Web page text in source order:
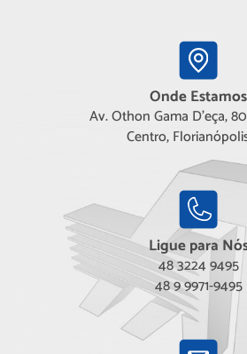
Onde Estamos
Av. Othon Gama D'eça,
Centro,
Ligue para
48 3224 9495
48 9 9971-9495